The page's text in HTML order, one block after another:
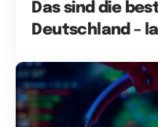
Das sind die
Deutschland –